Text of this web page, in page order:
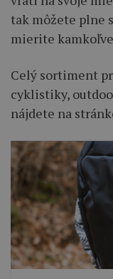
tak môžete plne
mierite
Celý sortiment
cyklistiky,
nájdete na